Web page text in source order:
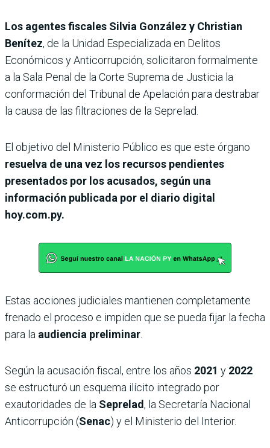
Los agentes fiscales Silvia González y Christian
Benítez, de la Unidad Especializada en Delitos
Económicos y Anticorrupción, solicitaron formalmente
a la Sala Penal de la Corte Suprema de Justicia la
conformación del Tribunal de Apelación para destrabar
la causa de las filtraciones de la Seprelad.
El objetivo del Ministerio Público es que este órgano
resuelva de una vez los recursos pendientes
presentados por los acusados, según una
información publicada por el diario digital
hoy.com.py.
Estas acciones judiciales mantienen completamente
frenado el proceso e impiden que se pueda fijar la fecha
para la audiencia preliminar
Según la acusación fiscal, entre los años 2021 y 2022
se estructuró un esquema ilícito integrado por
exautoridades de la Seprelad, la Secretaría Nacional
Anticorrupción (Senac) y el Ministerio del Interior.